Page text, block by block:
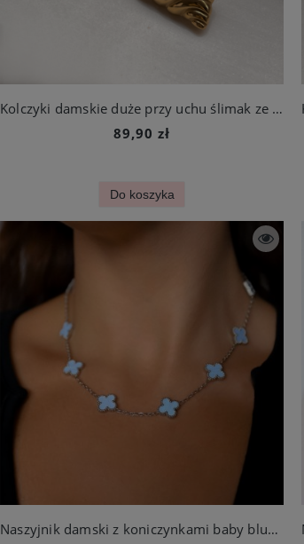
Kolczyki damskie duże przy uchu ślimak ze stali jubilerskiej
89,90 zł
Do koszyka
Naszyjnik damski z koniczynkami baby blue ze stali jubilerskiej